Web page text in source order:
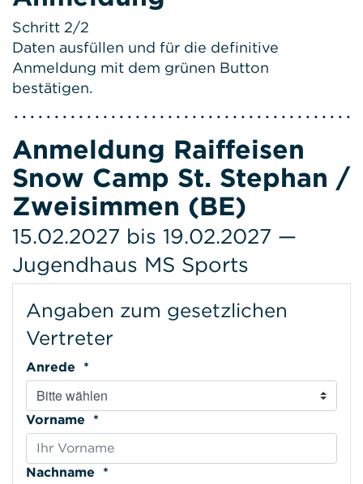
Schritt 2/2
Daten ausfüllen und für die definitive
Anmeldung mit dem grünen Button
bestätigen.
Anmeldung Raiffeisen
Snow Camp St. Stephan /
Zweisimmen (BE)
15.02.2027 bis 19.02.2027 —
Jugendhaus MS Sports
Angaben zum gesetzlichen
Vertreter
Anrede *
Vorname *
Nachname *